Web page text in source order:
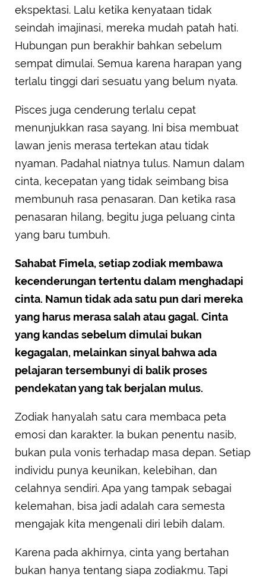
ekspektasi. Lalu ketika kenyataan tidak
seindah imajinasi, mereka mudah patah hati.
Hubungan pun berakhir bahkan sebelum
sempat dimulai. Semua karena harapan yang
terlalu tinggi dari sesuatu yang belum nyata.
Pisces juga cenderung terlalu cepat
menunjukkan rasa sayang. Ini bisa membuat
lawan jenis merasa tertekan atau tidak
nyaman. Padahal niatnya tulus. Namun dalam
cinta, kecepatan yang tidak seimbang bisa
membunuh rasa penasaran. Dan ketika rasa
penasaran hilang, begitu juga peluang cinta
yang baru tumbuh.
Sahabat Fimela, setiap zodiak membawa
kecenderungan tertentu dalam menghadapi
cinta. Namun tidak ada satu pun dari mereka
yang harus merasa salah atau gagal. Cinta
yang kandas sebelum dimulai bukan
kegagalan, melainkan sinyal bahwa ada
pelajaran tersembunyi di balik proses
pendekatan yang tak berjalan mulus.
Zodiak hanyalah satu cara membaca peta
emosi dan karakter. Ia bukan penentu nasib,
bukan pula vonis terhadap masa depan. Setiap
individu punya keunikan, kelebihan, dan
celahnya sendiri. Apa yang tampak sebagai
kelemahan, bisa jadi adalah cara semesta
mengajak kita mengenali diri lebih dalam.
Karena pada akhirnya, cinta yang bertahan
bukan hanya tentang siapa zodiakmu. Tapi